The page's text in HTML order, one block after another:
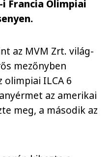
Francia Olimpiai
az MVM Zrt. világ-
mezőnyben
ILCA 6
az amerikai
meg, a második az